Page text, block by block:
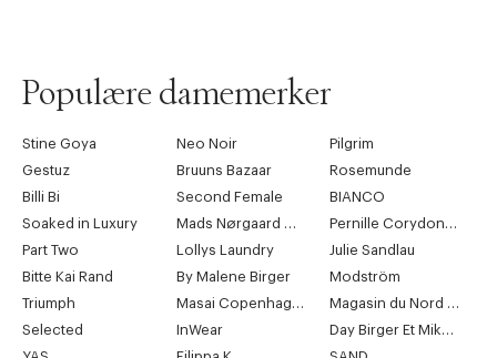
Populære damemerker
Stine Goya Neo Noir
Pilgrim
Gestuz
Bruuns Bazaar
Rosemunde
Billi Bi
Second Female
BIANCO
Soaked in Luxury
Mads Nørgaard Copenhagen
Pernille Corydon Jewellery
Part Two
Lollys Laundry
Julie Sandlau
Bitte Kai Rand
By Malene Birger
Modström
Triumph
Masai Copenhagen
Magasin du Nord Collection
Selected
InWear
Day Birger Et Mikkelsen